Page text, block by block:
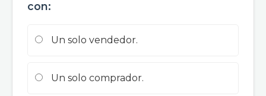
con:
Un solo vendedor.
Un solo comprador.